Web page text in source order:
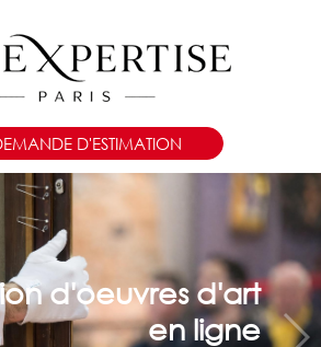
D'ESTIMATION
d'oeuvres d'art
en ligne